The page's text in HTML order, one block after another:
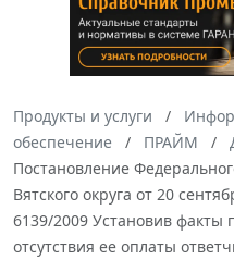
Продукты и услуги
обеспечение
ПРАЙМ
Постановление
Вятского округа от 20
6139/2009 Установив факты
отсутствия ее оплаты